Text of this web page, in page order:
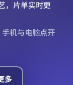
，片单实时更
机与电脑点开
多